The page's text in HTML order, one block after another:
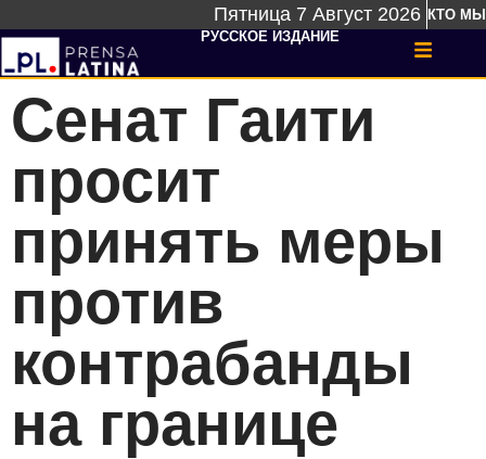
Пятница 7 Август 2026 КТО МЫ
РУССКОЕ ИЗДАНИЕ
Сенат Гаити
просит
принять меры
против
контрабанды
на границе